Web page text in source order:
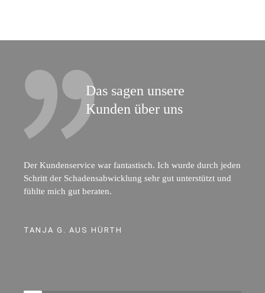
Das sagen unsere
Kunden über uns
Der Kundenservice war fantastisch. Ich wurde durch jeden
Schritt der Schadensabwicklung sehr gut unterstützt und
fühlte mich gut beraten.
TANJA G. AUS HÜRTH